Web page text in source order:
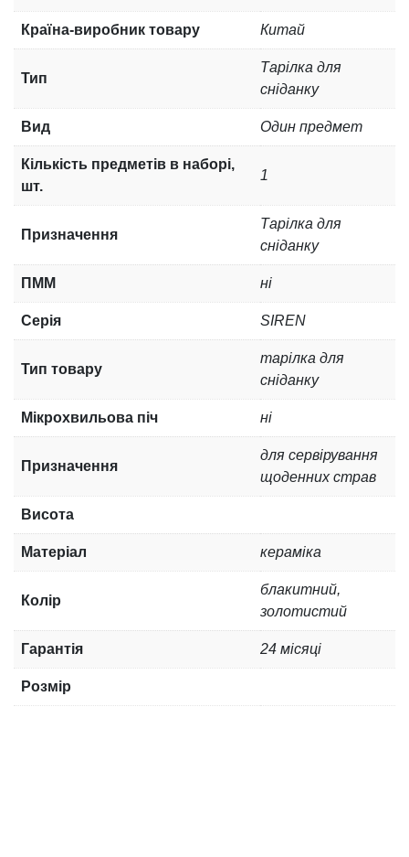
Країна-виробник товару Китай
Тип
Тарілка для
сніданку
Вид Один предмет
Кількість предметів в наборі,
шт.
1
Призначення
Тарілка для
сніданку
ПММ ні
Серія SIREN
Тип товару
тарілка для
сніданку
Мікрохвильова піч ні
Призначення
для сервірування
щоденних страв
Висота
Матеріал кераміка
Колір
блакитний,
золотистий
Гарантія 24 місяці
Розмір